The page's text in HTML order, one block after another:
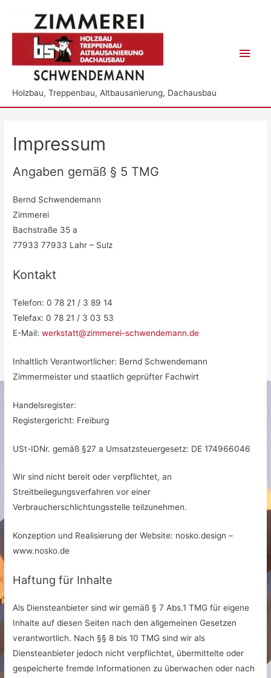
Holzbau, Treppenbau, Altbausanierung, Dachausbau
Impressum
Angaben gemäß § 5 TMG
Bernd Schwendemann
Zimmerei
Bachstraße 35 a
77933 77933 Lahr – Sulz
Kontakt
Telefon: 0 78 21 / 3 89 14
Telefax: 0 78 21 / 3 03 53
E-Mail:werkstatt@zimmerei-schwendemann.de
Inhaltlich Verantwortlicher: Bernd Schwendemann
Zimmermeister und staatlich geprüfter Fachwirt
Handelsregister:
Registergericht: Freiburg
USt-IDNr. gemäß §27 a Umsatzsteuergesetz: DE 174966046
Wir sind nicht bereit oder verpflichtet, an
Streitbeilegungsverfahren vor einer
Verbraucherschlichtungsstelle teilzunehmen.
Konzeption und Realisierung der Website: nosko.design –
www.nosko.de
Haftung für Inhalte
Als Diensteanbieter sind wir gemäß § 7 Abs.1 TMG für eigene
Inhalte auf diesen Seiten nach den allgemeinen Gesetzen
verantwortlich. Nach §§ 8 bis 10 TMG sind wir als
Diensteanbieter jedoch nicht verpflichtet, übermittelte oder
gespeicherte fremde Informationen zu überwachen oder nach